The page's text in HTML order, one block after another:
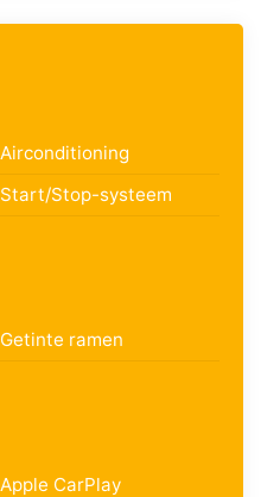
Airconditioning
Start/Stop-systeem
Getinte ramen
Apple CarPlay